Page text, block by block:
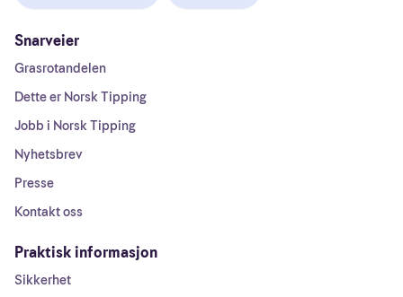
Snarveier
Grasrotandelen
Dette er Norsk Tipping
Jobb i Norsk Tipping
Nyhetsbrev
Presse
Kontakt oss
Praktisk informasjon
Sikkerhet